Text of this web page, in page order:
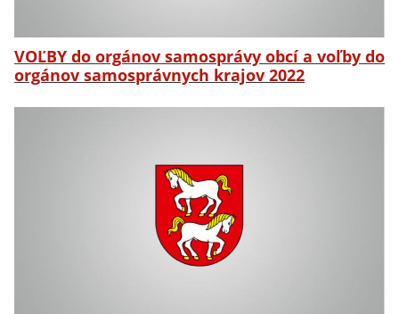
VOĽBY do orgánov samosprávy obcí a voľby do
orgánov samosprávnych krajov 2022